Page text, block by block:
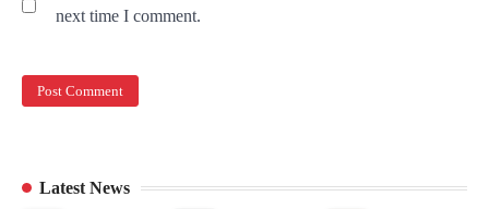
next time I comment.
Latest News